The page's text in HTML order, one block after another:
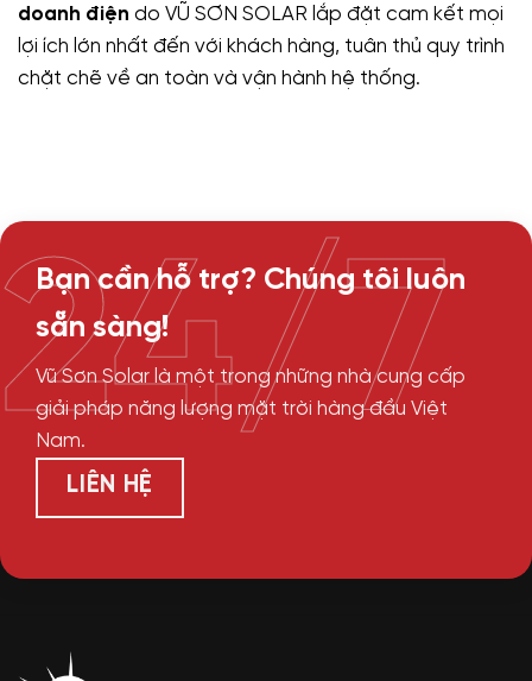
doanh điện do VŨ SƠN SOLAR lắp đặt cam kết mọi
lợi ích lớn nhất đến với khách hàng, tuân thủ quy trình
chặt chẽ về an toàn và vận hành hệ thống.
Bạn cần hỗ trợ? Chúng tôi luôn
sẵn sàng!
Vũ Sơn Solar là một trong những nhà cung cấp
giải pháp năng lượng mặt trời hàng đầu Việt
Nam.
LIÊN HỆ
24/7